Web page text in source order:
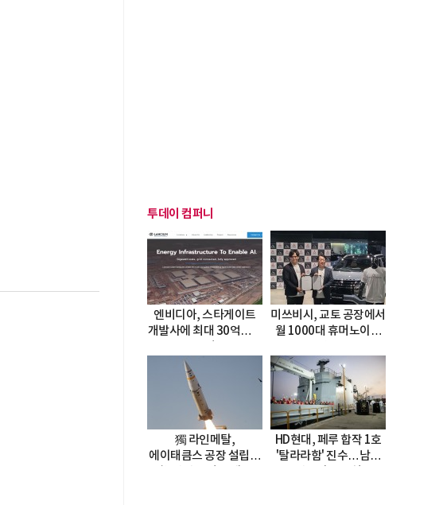
투데이 컴퍼니
엔비디아, 스타게이트
개발사에 최대 30억달러
미쓰비시, 교토 공장에서
월 1000대 휴머노이드
獨 라인메탈,
에이태큼스 공장 설립…
HD현대, 페루 합작 1호
'탈라라함' 진수…남미